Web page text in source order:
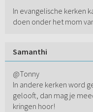
In evangelische kerken
doen onder het mom
Samanthi
@Tonny
In andere kerken word
gelooft, dan mag je
kringen hoor!